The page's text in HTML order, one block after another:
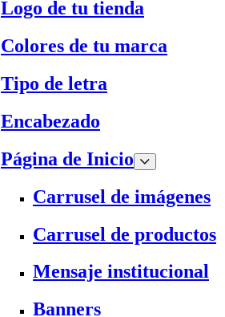
Logo de tu tienda
Colores de tu marca
Tipo de letra
Encabezado
Página de Inicio
Carrusel de imágenes
Carrusel de productos
Mensaje institucional
Banners